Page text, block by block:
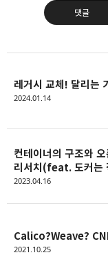
댓글
모두의 근삼이
레거시 교체! 달리는
2024.01.14
컨테이너의 구조와
리서치(feat. 도커는
2023.04.16
Calico?Weave?
2021.10.25